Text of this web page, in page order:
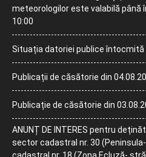
meteorologilor este valabilă până
10:00
Situația datoriei publice întocmită
Publicații de căsătorie din
Publicație de căsătorie din
ANUNȚ DE INTERES pentru
sector cadastral nr. 30